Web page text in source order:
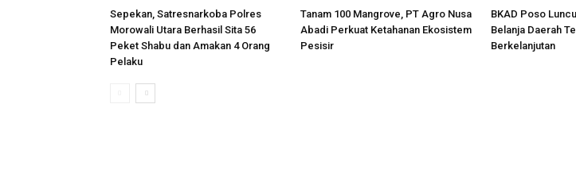
Sepekan, Satresnarkoba Polres
Morowali Utara Berhasil Sita 56
Peket Shabu dan Amakan 4 Orang
Pelaku
Tanam 100 Mangrove, PT Agro Nusa
Abadi Perkuat Ketahanan Ekosistem
Pesisir
BKAD Poso
Belanja Daerah
Berkelanjutan